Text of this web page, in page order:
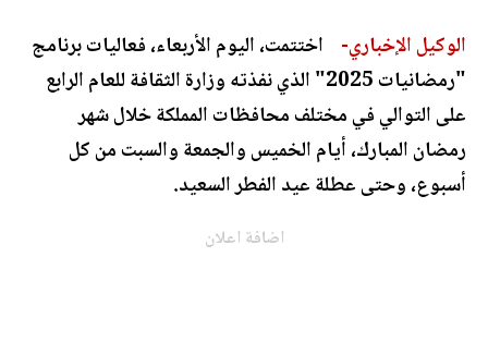
الوكيل الإخباري- اختتمت، اليوم الأربعاء، فعاليات برنامج
"رمضانيات 2025" الذي نفذته وزارة الثقافة للعام الرابع
على التوالي في مختلف محافظات المملكة خلال شهر
رمضان المبارك، أيام الخميس والجمعة والسبت من كل
أسبوع، وحتى عطلة عيد الفطر السعيد.
اضافة اعلان